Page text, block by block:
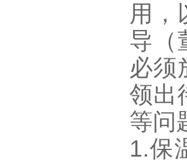
用，
导（
必须
领出
等问
1.保